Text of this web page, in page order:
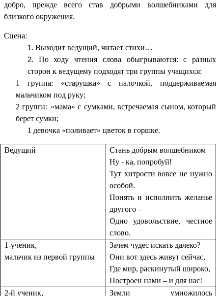
добро, прежде всего став добрыми волшебниками для
близкого окружения.
Сцена:
Выходит ведущий, читает стихи…
По ходу чтения слова обыгрываются: с разных
сторон к ведущему подходят три группы учащихся:
1 группа: «старушка» с палочкой, поддерживаемая
мальчиком под руку;
2 группа: «мама» с сумками, встречаемая сыном, который
берет сумки;
1 девочка «поливает» цветок в горшке.
Ведущий
Стань добрым волшебником –
Ну - ка, попробуй!
Тут хитрости вовсе не нужно
особой.
Понять и исполнить желанье
другого –
Одно удовольствие, честное
слово.
1-ученик,
мальчик из первой группы
Зачем чудес искать далеко?
Они вот здесь живут сейчас,
Где мир, раскинутый широко,
Построен нами – и для нас!
2-й ученик,
Земли умножилось